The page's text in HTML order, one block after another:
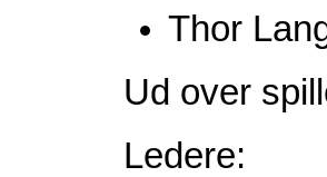
Thor
Ud over
Ledere: